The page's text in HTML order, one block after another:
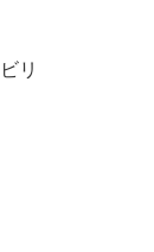
リ